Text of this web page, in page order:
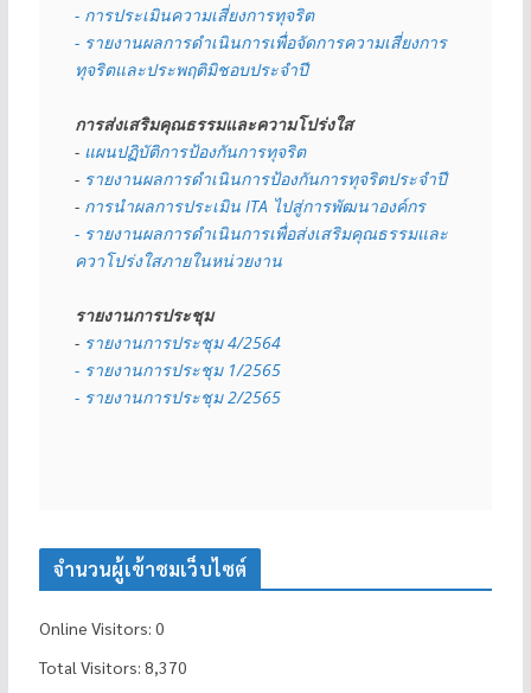
- การประเมินความเสี่ยงการทุจริต
- รายงานผลการดำเนินการเพื่อจัดการความเสี่ยงการ
ทุจริตและประพฤติมิชอบประจำปี
การส่งเสริมคุณธรรมและความโปร่งใส
- แผนปฏิบัติการป้องกันการทุจริต
- รายงานผลการดำเนินการป้องกันการทุจริตประจำปี
- การนำผลการประเมิน ITA ไปสู่การพัฒนาองค์กร
- รายงานผลการดำเนินการเพื่อส่งเสริมคุณธรรมและ
ควาโปร่งใสภายในหน่วยงาน
รายงานการประชุม
- รายงานการประชุม 4/2564
- รายงานการประชุม 1/2565
- รายงานการประชุม 2/2565
จำนวนผู้เข้าชมเว็บไซต์
Online Visitors: 0
Total Visitors: 8,370